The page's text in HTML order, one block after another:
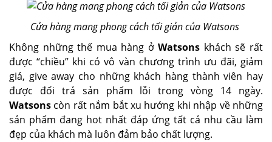
Cửa hàng mang phong cách tối giản của Watsons
Không những thế mua hàng ởWatsons khách sẽ rất
được “chiều” khi có vô vàn chương trình ưu đãi, giảm
giá, give away cho những khách hàng thành viên hay
được đổi trả sản phẩm lỗi trong vòng 14 ngày.
Watsons còn rất nắm bắt xu hướng khi nhập về những
sản phẩm đang hot nhất đáp ứng tất cả nhu cầu làm
đẹp của khách mà luôn đảm bảo chất lượng.